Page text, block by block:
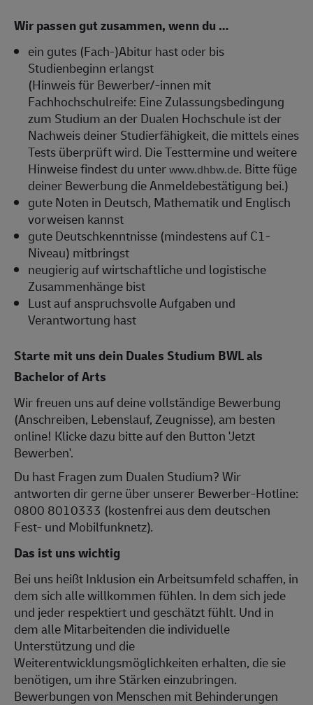
Wir passen gut zusammen, wenn du …
ein gutes (Fach-)Abitur hast oder bis
Studienbeginn erlangst
(Hinweis für Bewerber/-innen mit
Fachhochschulreife: Eine Zulassungsbedingung
zum Studium an der Dualen Hochschule ist der
Nachweis deiner Studierfähigkeit, die mittels eines
Tests überprüft wird. Die Testtermine und weitere
Hinweise findest du unterwww.dhbw.de. Bitte füge
deiner Bewerbung die Anmeldebestätigung bei.)
gute Noten in Deutsch, Mathematik und Englisch
vorweisen kannst
gute Deutschkenntnisse (mindestens auf C1-
Niveau) mitbringst
neugierig auf wirtschaftliche und logistische
Zusammenhänge bist
Lust auf anspruchsvolle Aufgaben und
Verantwortung hast
Starte mit uns dein Duales Studium BWL als
Bachelor of Arts
Wir freuen uns auf deine vollständige Bewerbung
(Anschreiben, Lebenslauf, Zeugnisse), am besten
online! Klicke dazu bitte auf den Button 'Jetzt
Bewerben'.
Du hast Fragen zum Dualen Studium? Wir
antworten dir gerne über unserer Bewerber-Hotline:
0800 8010333 (kostenfrei aus dem deutschen
Fest- und Mobilfunknetz).
Das ist uns wichtig
Bei uns heißt Inklusion ein Arbeitsumfeld schaffen, in
dem sich alle willkommen fühlen. In dem sich jede
und jeder respektiert und geschätzt fühlt. Und in
dem alle Mitarbeitenden die individuelle
Unterstützung und die
Weiterentwicklungsmöglichkeiten erhalten, die sie
benötigen, um ihre Stärken einzubringen.
Bewerbungen von Menschen mit Behinderungen